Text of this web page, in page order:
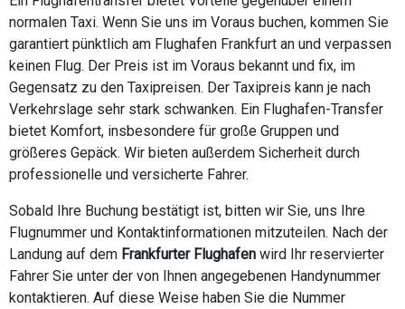
normalen Taxi. Wenn Sie uns im Voraus buchen, kommen Sie
garantiert pünktlich am Flughafen Frankfurt an und verpassen
keinen Flug. Der Preis ist im Voraus bekannt und fix, im
Gegensatz zu den Taxipreisen. Der Taxipreis kann je nach
Verkehrslage sehr stark schwanken. Ein Flughafen-Transfer
bietet Komfort, insbesondere für große Gruppen und
größeres Gepäck. Wir bieten außerdem Sicherheit durch
professionelle und versicherte Fahrer.
Sobald Ihre Buchung bestätigt ist, bitten wir Sie, uns Ihre
Flugnummer und Kontaktinformationen mitzuteilen. Nach der
Landung auf dem Frankfurter Flughafen wird Ihr reservierter
Fahrer Sie unter der von Ihnen angegebenen Handynummer
kontaktieren. Auf diese Weise haben Sie die Nummer